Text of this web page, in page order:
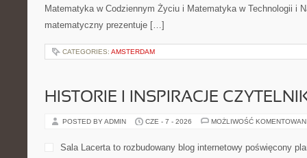
Matematyka w Codziennym Życiu i Matematyka w Technologii i
matematyczny prezentuje […]
CATEGORIES: AMSTERDAM
HISTORIE I INSPIRACJE
POSTED BY ADMIN CZE - 7 - 2026 MOŻLIWOŚĆ
Sala Lacerta to rozbudowany blog internetowy poświęcony